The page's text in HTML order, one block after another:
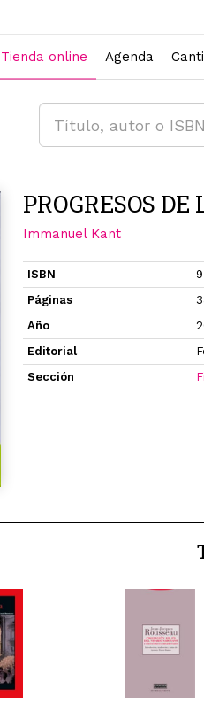
Tienda online Agenda
PROGRESOS
Immanuel Kant
ISBN
Páginas
Año
Editorial
Sección